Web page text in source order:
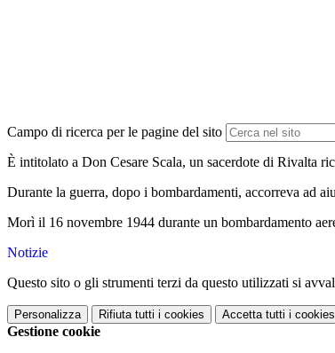
Campo di ricerca per le pagine del sito
È intitolato a Don Cesare Scala, un sacerdote di Rivalta
Durante la guerra, dopo i bombardamenti, accorreva ad
Morì il 16 novembre 1944 durante un bombardamento
Notizie
Questo sito o gli strumenti terzi da questo utilizzati si
Personalizza Rifiuta tutti i cookies Accetta tutti i cookies
Gestione cookie